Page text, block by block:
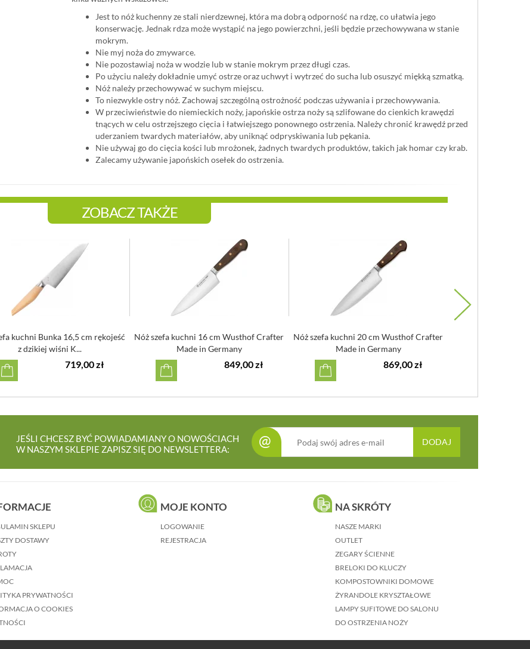
Jest to nóż kuchenny ze stali nierdzewnej, która ma dobrą odporność na rdzę, co ułatwia jego
konserwację. Jednak rdza może wystąpić na jego powierzchni, jeśli będzie przechowywana w stanie
mokrym.
Nie myj noża do zmywarce.
Nie pozostawiaj noża w wodzie lub w stanie mokrym przez długi czas.
Po użyciu należy dokładnie umyć ostrze oraz uchwyt i wytrzeć do sucha lub osuszyć miękką szmatką.
Nóż należy przechowywać w suchym miejscu.
To niezwykle ostry nóż. Zachowaj szczególną ostrożność podczas używania i przechowywania.
W przeciwieństwie do niemieckich noży, japońskie ostrza noży są szlifowane do cienkich krawędzi
tnących w celu ostrzejszego cięcia i łatwiejszego ponownego ostrzenia. Należy chronić krawędź przed
uderzaniem twardych materiałów, aby uniknąć odpryskiwania lub pękania.
Nie używaj go do cięcia kości lub mrożonek, żadnych twardych produktów, takich jak homar czy krab.
Zalecamy używanie japońskich osełek do ostrzenia.
ZOBACZ TAKŻE
kuchni Bunka 16,5 cm rękojeść
z dzikiej wiśni K...
719,00 zł
Nóż szefa kuchni 16 cm Wusthof Crafter
Made in Germany
849,00 zł
Nóż szefa kuchni 20 cm Wusthof Crafter
Made in Germany
869,00 zł
JEŚLI CHCESZ BYĆ POWIADAMIANY O NOWOŚCIACH
W NASZYM SKLEPIE ZAPISZ SIĘ DO NEWSLETTERA:
@ DODAJ
SKLEPU
DOSTAWY
PRYWATNOŚCI
O COOKIES
MOJE KONTO
LOGOWANIE
REJESTRACJA
NA SKRÓTY
NASZE MARKI
OUTLET
ZEGARY ŚCIENNE
BRELOKI DO KLUCZY
KOMPOSTOWNIKI DOMOWE
ŻYRANDOLE KRYSZTAŁOWE
LAMPY SUFITOWE DO SALONU
DO OSTRZENIA NOŻY